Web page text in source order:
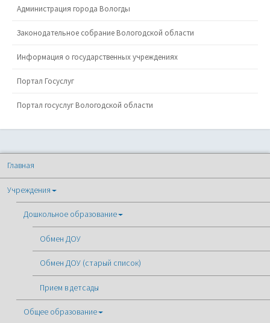
Администрация города Вологды
Законодательное собрание Вологодской области
Информация о государственных учреждениях
Портал Госуслуг
Портал госуслуг Вологодской области
Главная
Учреждения
Дошкольное образование
Обмен ДОУ
Обмен ДОУ (старый список)
Прием в детсады
Общее образование